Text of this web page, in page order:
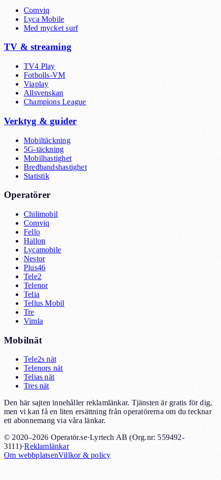
Comviq
Lyca Mobile
Med mycket surf
TV & streaming
TV4 Play
Fotbolls-VM
Viaplay
Allsvenskan
Champions League
Verktyg & guider
Mobiltäckning
5G-täckning
Mobilhastighet
Bredbandshastighet
Statistik
Operatörer
Chilimobil
Comviq
Fello
Hallon
Lycamobile
Nestor
Plus46
Tele2
Telenor
Telia
Tellus Mobil
Tre
Vimla
Mobilnät
Tele2s nät
Telenors nät
Telias nät
Tres nät
Den här sajten innehåller reklamlänkar. Tjänsten är gratis för dig,
men vi kan få en liten ersättning från operatörerna om du tecknar
ett abonnemang via våra länkar.
© 2020–2026 Operatör.se·Lyrtech AB (Org.nr: 559492-
3111)·Reklamlänkar
Om webbplatsenVillkor & policy